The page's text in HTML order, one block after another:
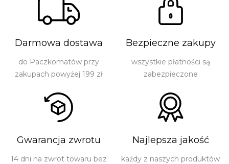
Darmowa dostawa
do Paczkomatów przy
zakupach powyżej 199 zł
Bezpieczne zakupy
wszystkie płatności są
zabezpieczone
Gwarancja zwrotu
14 dni na zwrot towaru bez
Najlepsza jakość
każdy z naszych produktów